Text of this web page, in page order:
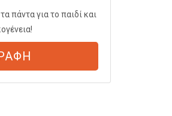
πάντα για το παιδί και